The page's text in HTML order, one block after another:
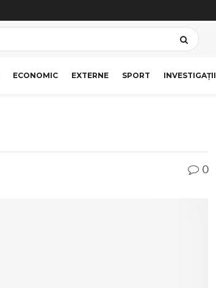
ECONOMIC EXTERNE SPORT INVESTIGAȚII
0